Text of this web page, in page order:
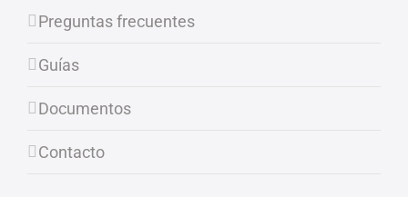
Preguntas frecuentes
Guías
Documentos
Contacto